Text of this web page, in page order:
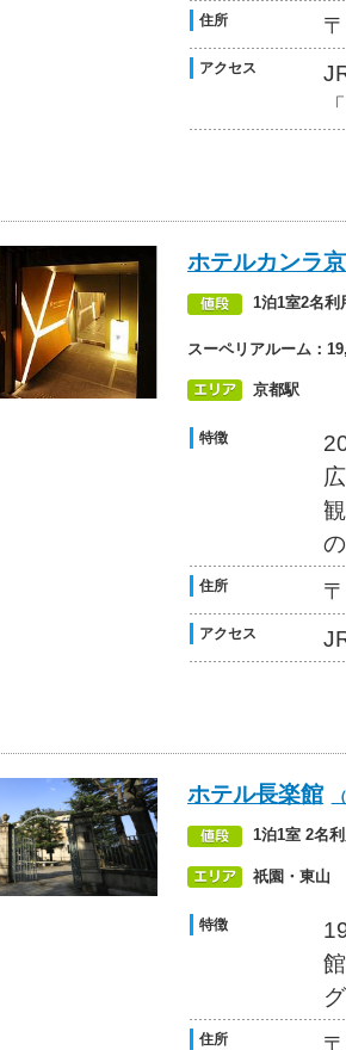
住所
アクセス
ホテルカンラ
1泊1室2名利
スーペリアルーム：
京都駅
特徴
住所
アクセス
ホテル長楽館
1泊1室 2名
祇園・東山
特徴
住所